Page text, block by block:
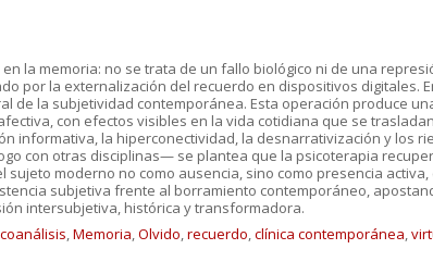
la memoria: no se trata de un fallo biológico ni de una
por la externalización del recuerdo en dispositivos digitales.
de la subjetividad contemporánea. Esta operación produce
con efectos visibles en la vida cotidiana que se
informativa, la hiperconectividad, la desnarrativización y los
con otras disciplinas— se plantea que la psicoterapia
sujeto moderno no como ausencia, sino como presencia
subjetiva frente al borramiento contemporáneo,
intersubjetiva, histórica y transformadora.
,Memoria,Olvido,recuerdo,clínica contemporánea,